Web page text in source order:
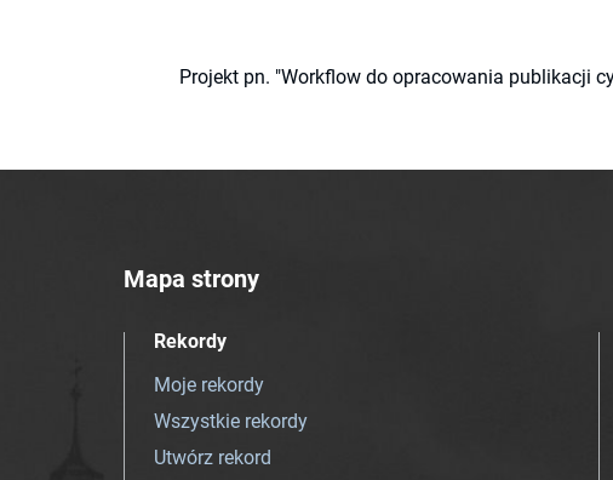
Projekt pn. "Workflow do opracowania publikacji
Mapa strony
Rekordy
Moje rekordy
Wszystkie rekordy
Utwórz rekord